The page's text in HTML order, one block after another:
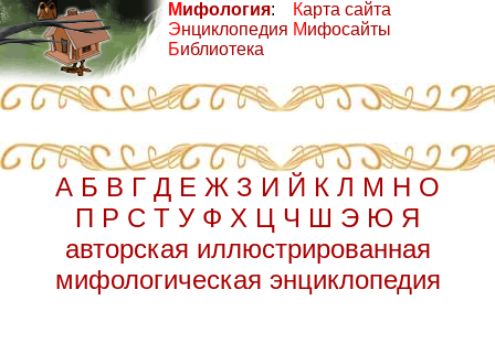
Мифология:
Энциклопедия
Библиотека
Карта сайта
Мифосайты
А Б В Г Д Е Ж З И Й К Л М Н О
П Р С Т У Ф Х Ц Ч Ш Э Ю Я
авторская иллюстрированная
мифологическая энциклопедия